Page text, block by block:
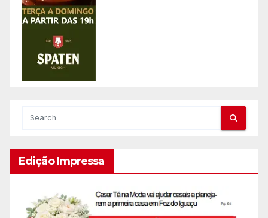
Edição Impressa